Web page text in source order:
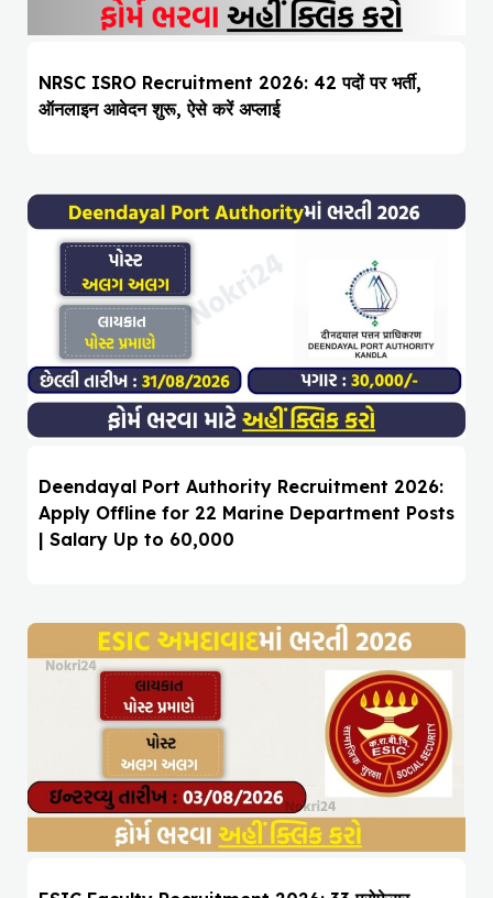
NRSC ISRO Recruitment 2026: 42 पदों पर भर्ती,
ऑनलाइन आवेदन शुरू, ऐसे करें अप्लाई
Deendayal Port Authority Recruitment 2026:
Apply Offline for 22 Marine Department Posts
| Salary Up to ₹60,000